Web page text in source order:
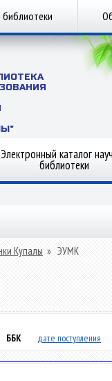
библиотеки
Электронный каталог
библиотеки
Купалы » ЭУМК
ББК дате поступления